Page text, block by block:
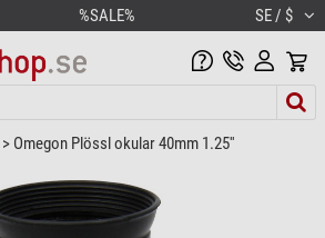
%SALE% SE / $
> Omegon Plössl okular 40mm 1.25''